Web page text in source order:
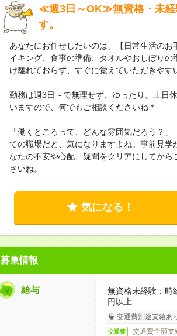
≪週3日～OK≫無資格・未経
す。
あなたにお任せしたいのは、【日常生活の
イキング、食事の準備、タオルやおしぼり
け離れておらず、すぐに覚えていただきや
勤務は週3日～で無理せず、ゆったり。土日
いますので、何でもご相談くださいね＊
「働くところって、どんな雰囲気だろう？
ての職場だと、気になりますよね。事前見
なたの不安や心配、疑問をクリアにしてか
さいね。
気になる！
募集情報
給与
無資格未経験：
円以上
交通費別途支給あ
交通費 交通費全額支